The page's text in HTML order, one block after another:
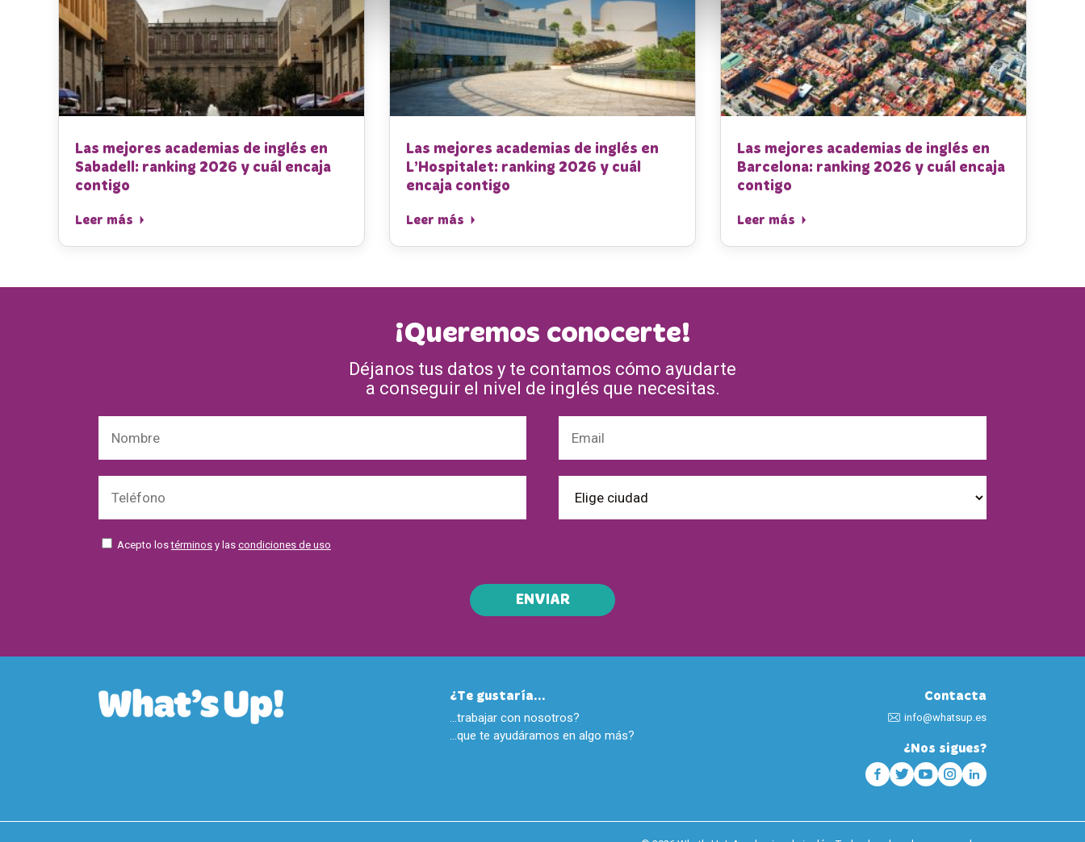
Las mejores academias de inglés en
Sabadell: ranking 2026 y cuál encaja
contigo
Leer más
Las mejores academias de inglés en
L’Hospitalet: ranking 2026 y cuál
encaja contigo
Leer más
Las mejores academias de inglés en
Barcelona: ranking 2026 y cuál encaja
contigo
Leer más
¡Queremos conocerte!
Déjanos tus datos y te contamos cómo ayudarte
a conseguir el nivel de inglés que necesitas.
Acepto lostérminos y las condiciones de uso
ENVIAR
¿Te gustaría...
…trabajar con nosotros?
…que te ayudáramos en algo más?
Contacta
info@whatsup.es
¿Nos sigues?